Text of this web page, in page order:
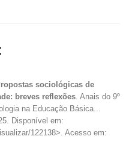
sociológicas de
breves reflexões . Anais do 9º
na Educação Básica...
Disponível em:
122138>. Acesso em: